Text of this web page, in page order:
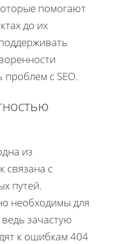
помогают
до их
с SEO.
из
связана с
путей.
необходимы для
зачастую
к ошибкам 404